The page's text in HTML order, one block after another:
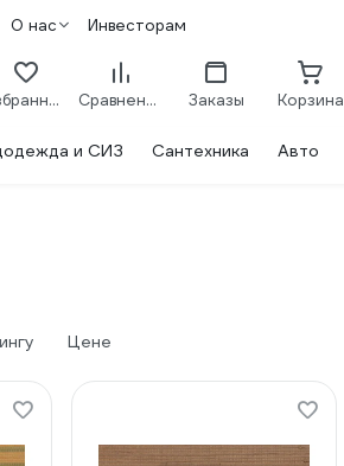
О нас Инвесторам
Избранное Сравнение Заказы Корзина
и СИЗ Сантехника Авто
Цене